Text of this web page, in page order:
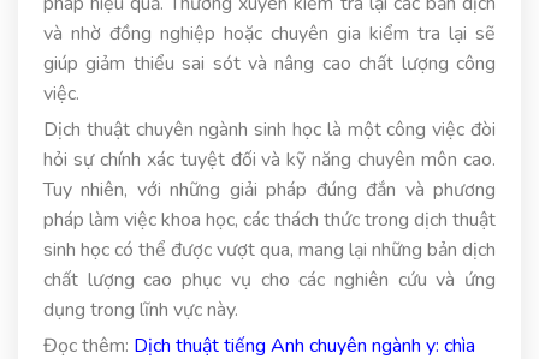
và nhờ đồng nghiệp hoặc chuyên gia kiểm tra lại sẽ
giúp giảm thiểu sai sót và nâng cao chất lượng công
việc.
Dịch thuật chuyên ngành sinh học là một công việc đòi
hỏi sự chính xác tuyệt đối và kỹ năng chuyên môn cao.
Tuy nhiên, với những giải pháp đúng đắn và phương
pháp làm việc khoa học, các thách thức trong dịch thuật
sinh học có thể được vượt qua, mang lại những bản dịch
chất lượng cao phục vụ cho các nghiên cứu và ứng
dụng trong lĩnh vực này.
Đọc thêm: Dịch thuật tiếng Anh chuyên ngành y: chìa